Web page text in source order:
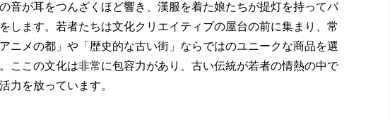
音が耳をつんざくほど響き、漢服を着た娘たちが提灯を持ってパ
します。若者たちは文化クリエイティブの屋台の前に集まり、常
ニメの都」や「歴史的な古い街」ならではのユニークな商品を選
ここの文化は非常に包容力があり、古い伝統が若者の情熱の中で
力を放っています。